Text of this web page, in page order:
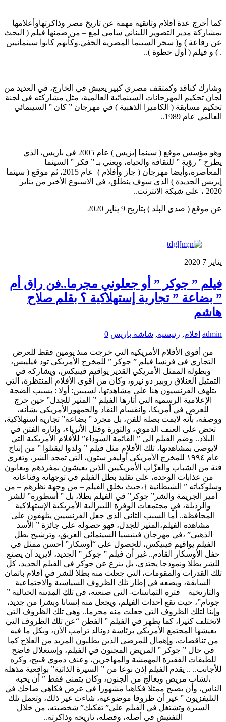
كما أخرج عدة أفلام وثائقية مهمة عن تاريخ مصر وذاكرتهاوأعلامها –
بمشاركة مدير التصوير اللبناني سامي لمع – من ضمنها فيلم ( البحث
عن رفاعة ) و( سحر السينما المصرية الخفي.وكأنهم كانوا سينمائيين
. ) و فيلم ( أول خطوة )..
وشارك كناقد وكمثقف مصري كبير يعيش في الخارج، في العديد من
لجان تحكيم المهرجانات السينمائية العالمية، مثل مشاركته في لجنة
تحكيم مسابقة ( الكاميرا الذهبية ) في مهرجان ” كان ” السينمائي
العالمي عام 1989..
وهو مؤسس موقع ( سينما إيزيس ) عام 2005 في باريس، الذي
يطرح ” رؤية ” للثقافة والحياة، ويعني بـ ” فكر ” السينما
المعاصرة،وأيضا مهرجان ( جاز وأفلام ) عام 2015، ثم موقع ( سينما
إيزيس الجديدة ) الذي سوف ينطلق، في الاسبوع الأخير من يناير
2020 ، على شبكة الانترنت.. —
عن موقع ( صدى البلد ) بتاريخ 9 يناير 2020
يناير 7
2020
فيلم ” جوكر ” أو جعلوني مجرما..فن راق أم
” بضاعة ” تجارية إستهلاكية ؟ بقلم صلاح
هاشم
admin افلام, رئيسية, شاشة باريس 0
من أقوى الأفلام الأمريكية التي خرجت منذ يومين فقط للعرض
التجاري في فرنسا فيلم ” جوكر ” للمخرج الأمريكي تود فيليبس،
وبطولة الممثل الأمريكي القدير يواقيم فينيكس، ويشاركه في
التمثيل العنلاق روبير دو نيرو، وكان من أقوى الأفلام المنتظرة، التي
يتلهف الفرنسيون هنا على مشاهدتها، لسببين: أولا : بسبب الضجة
الإعلامية الرسمية التي أثارها الفيلم ” المثير للجدل” حين خرج
للعرض في أمريكا، وانقسام النقاد والجمهورالأمريكي بشأنه،
ووصفه، بآنه لايمت بصلة للفن، بل مجرد ” بضاعة” تجارية استهلاكية،
تحض على العنف الدموي، والثورة وقتل الأثرياء، وإثارة الفتن في
البلاد.. وضم الفيلم الى ” القائمة السوداء” للأفلام الأمريكية التي
لايوصى بمشاهدتها، تلك الأفلام مثل فيلم ” ولدوا ليقتلوا ” من إنتاج
عام ١٩٩٤ للمخرج الأمريكي أوليفر ستون، التي تمجد الشر، وتغري
فئة من الشباب والعزّاب الأمريكيين الذين يعيشون بمفردهم ويعانون
من عذابات الوحدة، على تقليد بطل الفيلم في توجهاته وقناعاته
وسلوكياته ” الشيطانية {،حيث يخلق الفيلم – من وجهة نظرهم – من
أمير الجريمة والشر” جوكر” في الفيلم بطلا، بل ” أسطورة” للشر
والرذيلة، في مجتمعات الوفرة الليبرالية الأمريكية الإستهلاكية
المحافظة.. أما السبب الثاني الذي جعل الفرنسيين يتلهفون على
مشاهدة الفيلم،المثير للجدل، فهو حصوله على جائزة ” الأسد
الذهبي” ،في مهرجان فينيسيا السينمائي العريق، وترشيح بطل
الفيلم يواقيم فينيكس، للحصول على “أوسكار” أحسن ممثل في
حفل الأوسكار القادم.. غير أن فيلم ” جوكر ” الجديد، لايريد آن يصنع
للشر بطلا ونموذجا يحتذى، بل ينزع عن جوكر في الفيلم الجديد، كل
تلك القدرات والمقومات، التي جعلت منه بطلا للشر في أفلام باتمان
السابقة، ويضعه في إطار تلك الظروف السياسية والاجتماعية
والتاريخية – فترة الثمانينات- التي صنعته، في تلك المدينة الخيالية ”
جوتام”، حيث تقع أحداث الفيلم، ويجعل منه إنسانا وبشرا من جديد،
وإبنا لتلك الظروف التي جعلت منه مجرما.. وهي تلك الظروف التي
لاتختلف كثيرا، كما يظهر في الفيلم ” الفطن “عن تلك الظروف التي
يعيشها المجتمع الأمريكي برئاسة دونالد ترامب الآن، وبكل ما فيه
من تناقضات، وإهمال للمرضى الذين يطلبون المزيد من العلاج كما
في حال ” جوكر ” المريض المجنون في الفيلم، وإستغلال فاضح
للطبقات الفقيرة المهمشة والمهاجرين، وعنف دموي قبيح، وكره
للأجانب.. .. يقدم الفيلم إذن نوعا من ” السيرة الذاتية” بواقعية مذهلة
،لشاب مريض ويعالج من الجنون، وكان يتمنى فقط ” أن يحبه
الناس، وأن يصبح ممثلا فكاهيا مشهورا في عرض فكاهي ضاحك في
التليفزيون ” غير أن ظروفا موضوعية، شاءت غير ذلك، وتعمل تلك
السيرة وتشتغل في الفيلم على” تفكيك” شخصيته، من خلال
التفتيش في أصله، وفصله، تاريخه وذاكرته..